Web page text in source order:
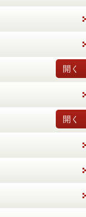
開く
開く